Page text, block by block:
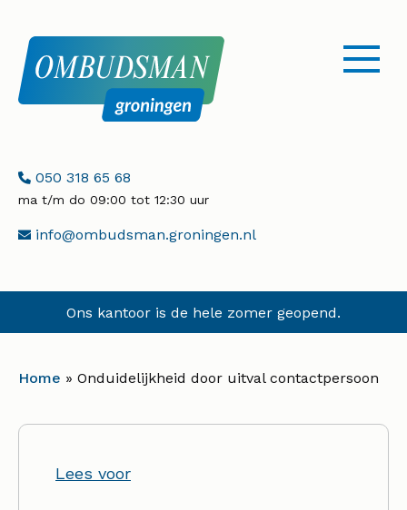
menu
openen
Telefoonnummer:
050 318 65 68
ma t/m do 09:00 tot 12:30 uur
E-info@ombudsman.groningen.nl
Ons kantoor is de hele zomer geopend.
Home » Onduidelijkheid door uitval contactpersoon
Lees voor